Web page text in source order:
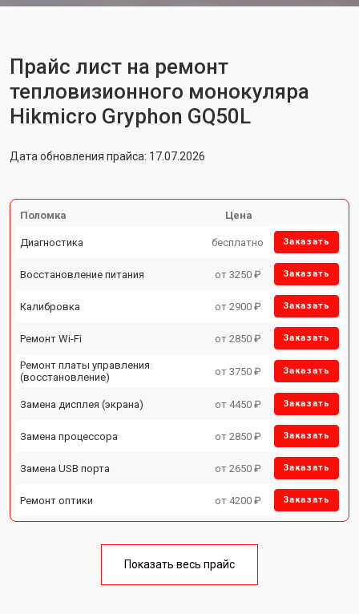
Прайс лист на ремонт
тепловизионного монокуляра
Hikmicro Gryphon GQ50L
Дата обновления прайса: 17.07.2026
Поломка Цена
Диагностика бесплатно Заказать
Восстановление питания от 3250 ₽ Заказать
Калибровка от 2900 ₽ Заказать
Ремонт Wi-Fi от 2850 ₽ Заказать
Ремонт платы управления
(восстановление)
от 3750 ₽ Заказать
Замена дисплея (экрана) от 4450 ₽ Заказать
Замена процессора от 2850 ₽ Заказать
Замена USB порта от 2650 ₽ Заказать
Ремонт оптики от 4200 ₽ Заказать
Показать весь прайс